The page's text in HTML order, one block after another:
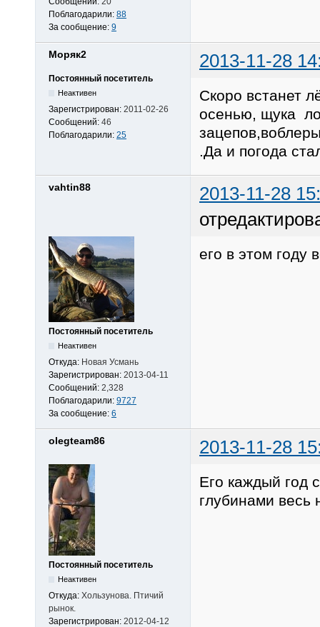
Поблагодарили: 88
За сообщение: 9
Моряк2 2013-11-28
Постоянный посетитель
Неактивен
Зарегистрирован: 2011-02-26
Сообщений: 46
Поблагодарили: 25
Скоро встанет
осенью, щука
.Да и погода
vahtin88
2013-11-28
Постоянный посетитель
Неактивен
Откуда: Новая Усмань
Зарегистрирован: 2013-04-11
Сообщений: 2,328
Поблагодарили: 9727
За сообщение: 6
его в этом году
olegteam86 2013-11-28
Постоянный посетитель
Неактивен
Откуда: Хользунова. Птичий
рынок.
Зарегистрирован: 2012-04-12
Его каждый год
глубинами